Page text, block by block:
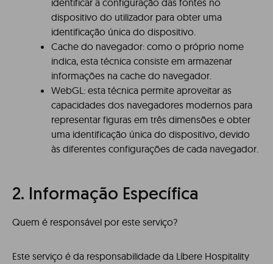
identificar a configuração das fontes no
dispositivo do utilizador para obter uma
identificação única do dispositivo.
Cache do navegador: como o próprio nome
indica, esta técnica consiste em armazenar
informações na cache do navegador.
WebGL: esta técnica permite aproveitar as
capacidades dos navegadores modernos para
representar figuras em três dimensões e obter
uma identificação única do dispositivo, devido
às diferentes configurações de cada navegador.
2. Informação Específica
Quem é responsável por este serviço?
Este serviço é da responsabilidade da Líbere Hospitality